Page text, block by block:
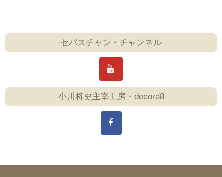
セバスチャン・チャンネル
小川将史主宰工房・decora8